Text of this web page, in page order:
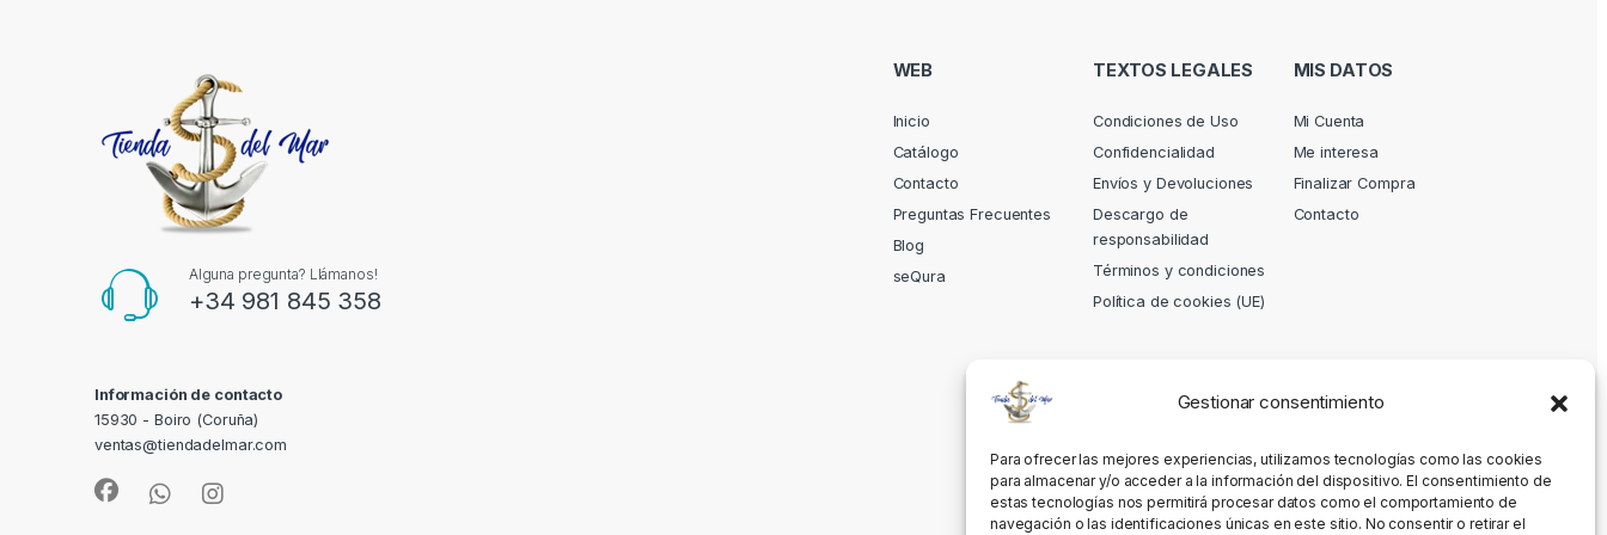
Gestionar consentimiento
Para ofrecer las mejores experiencias, utilizamos tecnologías como las cookies
para almacenar y/o acceder a la información del dispositivo. El consentimiento de
estas tecnologías nos permitirá procesar datos como el comportamiento de
navegación o las identificaciones únicas en este sitio. No consentir o retirar el
Alguna pregunta? Llámanos!
+34 981 845 358
Información de contacto
15930 - Boiro (Coruña)
ventas@tiendadelmar.com
WEB
Inicio
Catálogo
Contacto
Preguntas Frecuentes
Blog
seQura
TEXTOS LEGALES
Condiciones de Uso
Confidencialidad
Envíos y Devoluciones
Descargo de
responsabilidad
Términos y condiciones
Política de cookies (UE)
MIS DATOS
Mi Cuenta
Me interesa
Finalizar Compra
Contacto